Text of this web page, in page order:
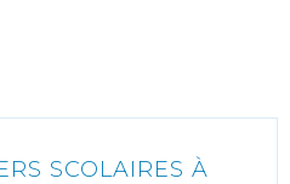
SCOLAIRES À